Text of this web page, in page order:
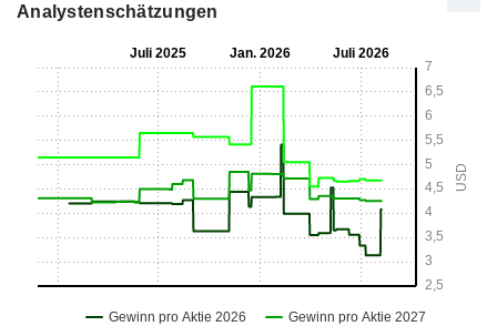
Analystenschätzungen